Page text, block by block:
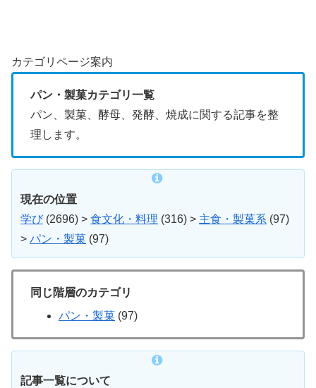
カテゴリページ案内
パン・製菓カテゴリ一覧
パン、製菓、酵母、発酵、焼成に関する記事を整
理します。
現在の位置
学び (2696) > 食文化・料理 (316) > 主食・製菓系 (97)
> パン・製菓 (97)
同じ階層のカテゴリ
パン・製菓 (97)
記事一覧について